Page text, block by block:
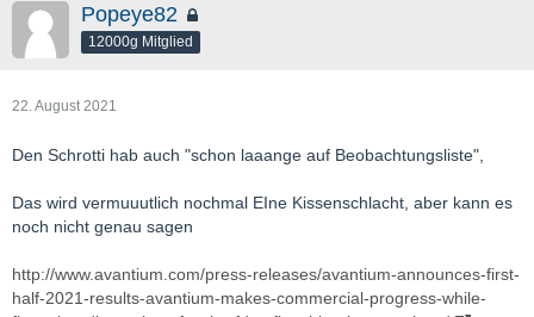
Popeye82
12000g Mitglied
22. August 2021
Den Schrotti hab auch "schon laaange auf Beobachtungsliste",
Das wird vermuuutlich nochmal EIne Kissenschlacht, aber kann es
noch nicht genau sagen
http://www.avantium.com/press-releases/avantium-announces-first-
half-2021-results-avantium-makes-commercial-progress-while-